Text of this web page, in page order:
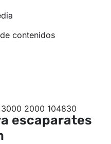
contenidos
escaparates